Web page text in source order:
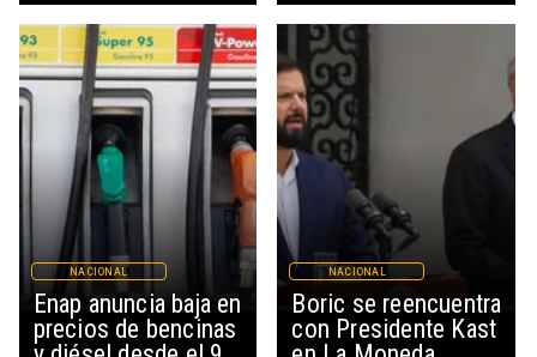
Enap anuncia baja en
precios de bencinas
NACIONAL
Boric se reencuentra
con Presidente Kast
NACIONAL